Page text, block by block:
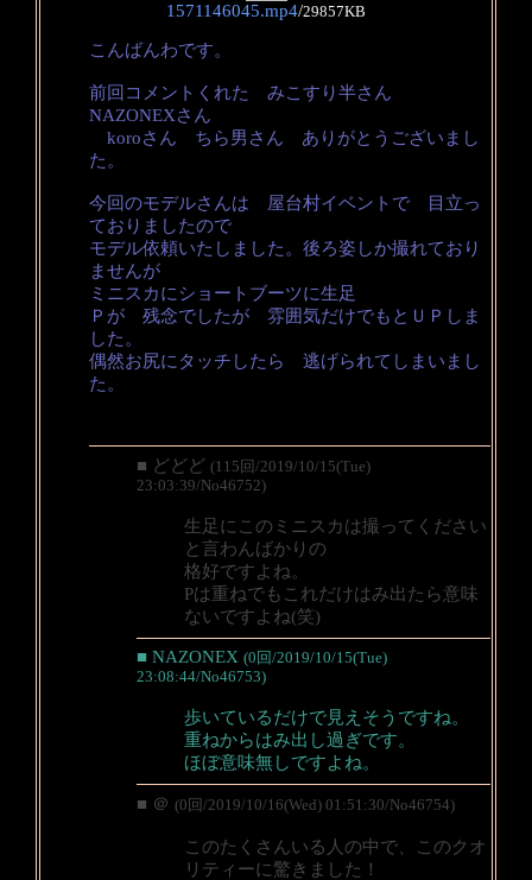
1571146045.mp4/29857KB
こんばんわです。
前回コメントくれた みこすり半さん
NAZONEXさん
koroさん ちら男さん ありがとうございまし
た。
今回のモデルさんは 屋台村イベントで 目立っ
ておりましたので
モデル依頼いたしました。後ろ姿しか撮れており
ませんが
ミニスカにショートブーツに生足
Ｐが 残念でしたが 雰囲気だけでもとＵＰしま
した。
偶然お尻にタッチしたら 逃げられてしまいまし
た。
■ どどど (115回/2019/10/15(Tue)
23:03:39/No46752)
生足にこのミニスカは撮ってください
と言わんばかりの
格好ですよね。
Pは重ねでもこれだけはみ出たら意味
ないですよね(笑)
■ NAZONEX (0回/2019/10/15(Tue)
23:08:44/No46753)
歩いているだけで見えそうですね。
重ねからはみ出し過ぎです。
ほぼ意味無しですよね。
■ ＠ (0回/2019/10/16(Wed) 01:51:30/No46754)
このたくさんいる人の中で、このクオ
リティーに驚きました！